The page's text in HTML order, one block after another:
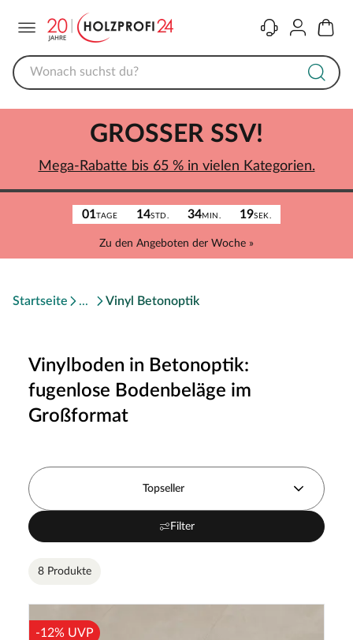
KontaktKonto
01TAGE 14STD. 34MIN. 19SEK.
Zu den Angeboten der Woche »
GROSSER SSV!
Mega-Rabatte bis 65 % in vielen Kategorien.
Startseite Vinyl Betonoptik
Vinylboden in Betonoptik:
fugenlose Bodenbeläge im
Großformat
Topseller
Filter
8 Produkte
-12% UVP